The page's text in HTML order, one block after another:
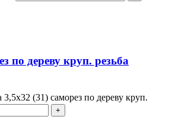
по дереву круп. резьба
3,5х32 (31) саморез по дереву круп.